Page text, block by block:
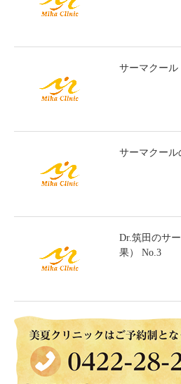
サーマクー
サーマクール
Dr.筑田のサ
果） No.3